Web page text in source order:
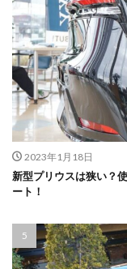
2023年1月18日
新型プリウスは狭い？
ート！